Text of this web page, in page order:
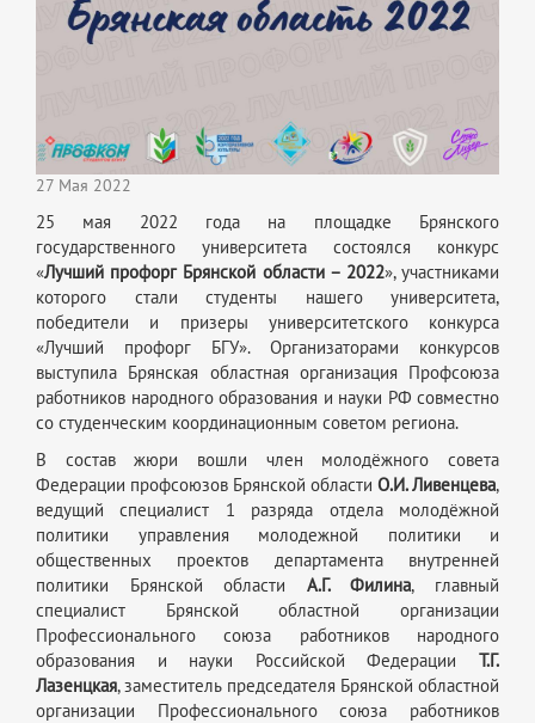
27 Мая 2022
25 мая 2022 года на площадке Брянского
государственного университета состоялся конкурс
«Лучший профорг Брянской области – 2022», участниками
которого стали студенты нашего университета,
победители и призеры университетского конкурса
«Лучший профорг БГУ». Организаторами конкурсов
выступила Брянская областная организация Профсоюза
работников народного образования и науки РФ совместно
со студенческим координационным советом региона.
В состав жюри вошли член молодёжного совета
Федерации профсоюзов Брянской области О.И. Ливенцева,
ведущий специалист 1 разряда отдела молодёжной
политики управления молодежной политики и
общественных проектов департамента внутренней
политики Брянской области А.Г. Филина, главный
специалист Брянской областной организации
Профессионального союза работников народного
образования и науки Российской Федерации Т.Г.
Лазенцкая, заместитель председателя Брянской областной
организации Профессионального союза работников